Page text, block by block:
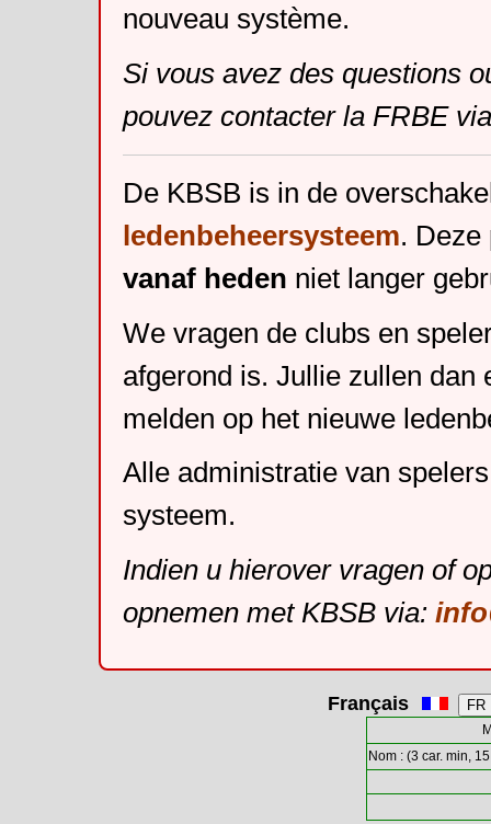
nouveau système.
Si vous avez des questions
pouvez contacter la FRBE
De KBSB is in de
ledenbeheersysteem. Deze
vanaf heden niet langer
We vragen de clubs en
afgerond is. Jullie zullen dan
melden op het nieuwe
Alle administratie van
systeem.
Indien u hierover vragen of
opnemen met KBSB via:
Français
Nom : (3 car. min,